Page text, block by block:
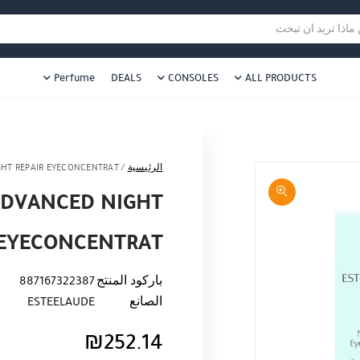
هل نزلت التطبيق ليصلك كل جديد ؟تريد ان تبحث
ALL PRODUCTS
CONSOLES
DEALS
Perfume
الرئيسية /
REPAIR EYECONCENTRAT
NIGHT
باركود المنتج887167322387
الصانع
ESTEELAUDE
₪252.14